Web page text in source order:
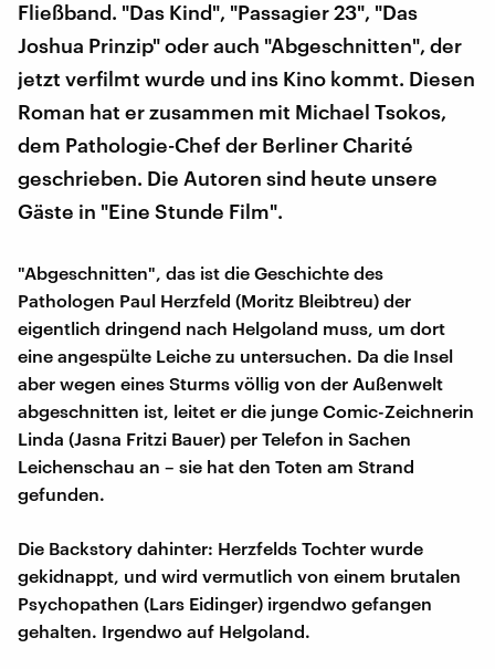
Fließband. "Das Kind", "Passagier 23", "Das
Joshua Prinzip" oder auch "Abgeschnitten", der
jetzt verfilmt wurde und ins Kino kommt. Diesen
Roman hat er zusammen mit Michael Tsokos,
dem Pathologie-Chef der Berliner Charité
geschrieben. Die Autoren sind heute unsere
Gäste in "Eine Stunde Film".
"Abgeschnitten", das ist die Geschichte des
Pathologen Paul Herzfeld (Moritz Bleibtreu) der
eigentlich dringend nach Helgoland muss, um dort
eine angespülte Leiche zu untersuchen. Da die Insel
aber wegen eines Sturms völlig von der Außenwelt
abgeschnitten ist, leitet er die junge Comic-Zeichnerin
Linda (Jasna Fritzi Bauer) per Telefon in Sachen
Leichenschau an – sie hat den Toten am Strand
gefunden.
Die Backstory dahinter: Herzfelds Tochter wurde
gekidnappt, und wird vermutlich von einem brutalen
Psychopathen (Lars Eidinger) irgendwo gefangen
gehalten. Irgendwo auf Helgoland.